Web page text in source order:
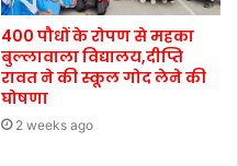
400 पौधों के रोपण से महका
बुल्लावाला विद्यालय,दीप्ति
रावत ने की स्कूल गोद लेने की
घोषणा
2 weeks ago